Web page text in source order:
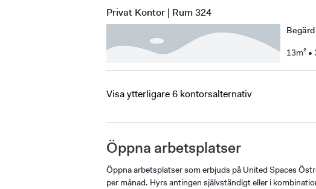
Privat Kontor | Rum 324
13m²
Visa ytterligare 6 kontorsalternativ
Öppna arbetsplatser
Öppna arbetsplatser som erbjuds på United Spaces
per månad. Hyrs antingen självständigt eller i